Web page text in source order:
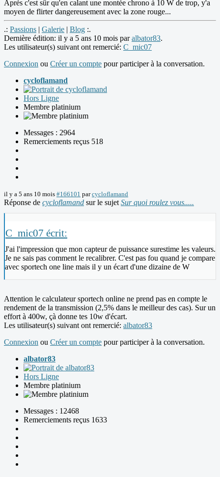
Après c'est sûr qu'en calant une montée chrono à 10 W de trop, y'a
moyen de flirter dangereusement avec la zone rouge...
.: Passions | Galerie | Blog :.
Dernière édition: il y a 5 ans 10 mois paralbator83.
Les utilisateur(s) suivant ont remercié: C_mic07
Connexion ou Créer un compte pour participer à la conversation.
cycloflamand
Hors Ligne
Membre platinium
Messages : 2964
Remerciements reçus 518
il y a 5 ans 10 mois #166101 parcycloflamand
Réponse de cycloflamand sur le sujet Sur quoi roulez vous.....
C_mic07 écrit:
J'ai l'impression que mon capteur de puissance surestime les valeurs.
Je ne sais pas comment le recalibrer. C'est pas fou quand je compare
avec sportech one line mais il y un écart d'une dizaine de W
Attention le calculateur sportech online ne prend pas en compte le
rendement de la transmission (2,5% dans le meilleur des cas). Sur un
effort à 400w, çà donne tes 10w d'écart.
Les utilisateur(s) suivant ont remercié: albator83
Connexion ou Créer un compte pour participer à la conversation.
albator83
Hors Ligne
Membre platinium
Messages : 12468
Remerciements reçus 1633